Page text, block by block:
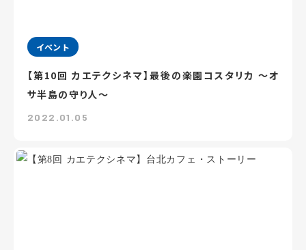
イベント
【第10回 カエテクシネマ】最後の楽園コスタリカ ～オ
サ半島の守り人～
2022.01.05